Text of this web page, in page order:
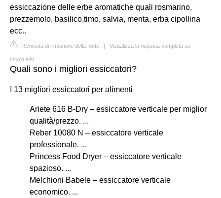
essiccazione delle erbe aromatiche quali rosmarino,
prezzemolo, basilico,timo, salvia, menta, erba cipollina
ecc..
Richiesta di rimozione della fonte | Visualizza la risposta completa su
misya.info
Quali sono i migliori essiccatori?
I 13 migliori essiccatori per alimenti
Ariete 616 B-Dry – essiccatore verticale per miglior
qualità/prezzo. ...
Reber 10080 N – essiccatore verticale
professionale. ...
Princess Food Dryer – essiccatore verticale
spazioso. ...
Melchioni Babele – essiccatore verticale
economico. ...